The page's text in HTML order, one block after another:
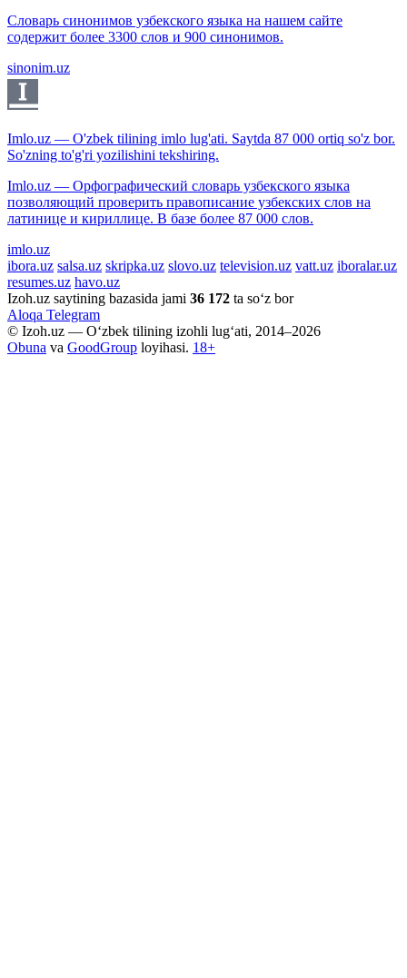
Словарь синонимов узбекского языка на нашем сайте
содержит более 3300 слов и 900 синонимов.
sinonim.uz
Imlo.uz — O'zbek tilining imlo lug'ati. Saytda 87 000 ortiq so'z bor.
So'zning to'g'ri yozilishini tekshiring.
Imlo.uz — Орфографический словарь узбекского языка
позволяющий проверить правописание узбекских слов на
латинице и кириллице. В базе более 87 000 слов.
imlo.uz
ibora.uz salsa.uz skripka.uz slovo.uz television.uz vatt.uz iboralar.uz
resumes.uz havo.uz
Izoh.uz saytining bazasida jami 36 172 ta so‘z bor
Aloqa Telegram
© Izoh.uz — O‘zbek tilining izohli lug‘ati, 2014–2026
Obuna va GoodGroup loyihasi. 18+